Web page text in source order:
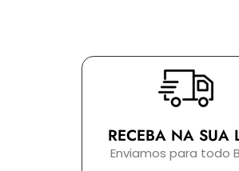
RECEBA NA SUA
Enviamos para todo